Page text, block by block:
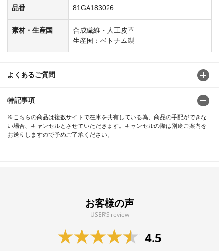
品番 81GA183026
素材・生産国
合成繊維・人工皮革
生産国：ベトナム製
よくあるご質問
特記事項
※こちらの商品は複数サイトで在庫を共有している為、商品の手配ができな
い場合、キャンセルとさせていただきます。キャンセルの際は別途ご案内を
お送りしますので予めご了承ください。
お客様の声
USER’S review
4.5